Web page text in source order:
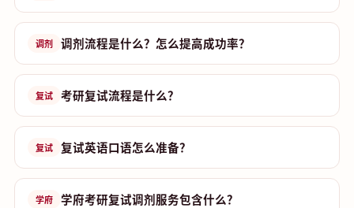
调剂 调剂流程是什么？怎么提高成功率？
复试 考研复试流程是什么？
复试 复试英语口语怎么准备？
学府 学府考研复试调剂服务包含什么？